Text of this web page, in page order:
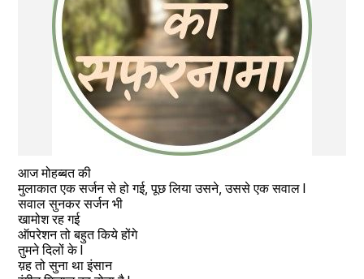
आज मोहब्बत की
मुलाकात एक सर्जन से हो गई, पूछ लिया उसने, उससे एक सवाल l
सवाल सुनकर सर्जन भी
खामोश रह गई
ऑपरेशन तो बहुत किये होंगे
तुमने दिलों के l
य़ह तो सुना था इंसान